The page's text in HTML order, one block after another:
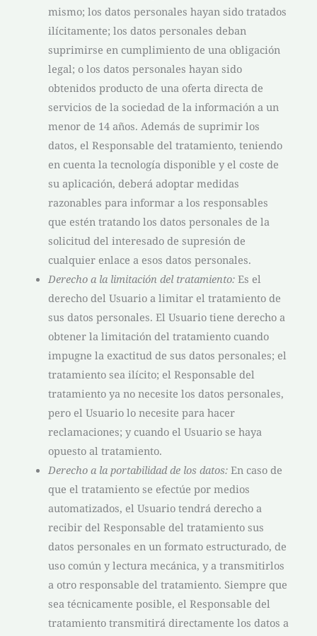
mismo; los datos personales hayan sido tratados
ilícitamente; los datos personales deban
suprimirse en cumplimiento de una obligación
legal; o los datos personales hayan sido
obtenidos producto de una oferta directa de
servicios de la sociedad de la información a un
menor de 14 años. Además de suprimir los
datos, el Responsable del tratamiento, teniendo
en cuenta la tecnología disponible y el coste de
su aplicación, deberá adoptar medidas
razonables para informar a los responsables
que estén tratando los datos personales de la
solicitud del interesado de supresión de
cualquier enlace a esos datos personales.
Derecho a la limitación del tratamiento:Es el
derecho del Usuario a limitar el tratamiento de
sus datos personales. El Usuario tiene derecho a
obtener la limitación del tratamiento cuando
impugne la exactitud de sus datos personales; el
tratamiento sea ilícito; el Responsable del
tratamiento ya no necesite los datos personales,
pero el Usuario lo necesite para hacer
reclamaciones; y cuando el Usuario se haya
opuesto al tratamiento.
Derecho a la portabilidad de los datos:En caso de
que el tratamiento se efectúe por medios
automatizados, el Usuario tendrá derecho a
recibir del Responsable del tratamiento sus
datos personales en un formato estructurado, de
uso común y lectura mecánica, y a transmitirlos
a otro responsable del tratamiento. Siempre que
sea técnicamente posible, el Responsable del
tratamiento transmitirá directamente los datos a